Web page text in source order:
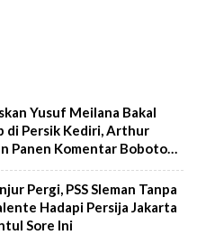
Yusuf Meilana Bakal
di Persik Kediri, Arthur
Panen Komentar Bobotoh:
Ke Persib Bandung,
Ditahan'
Pergi, PSS Sleman Tanpa
Hadapi Persija Jakarta
Sore Ini